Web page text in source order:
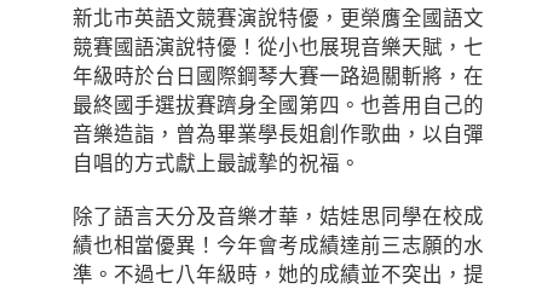
新北市英語文競賽演說特優，更榮膺全國語文
競賽國語演說特優！從小也展現音樂天賦，七
年級時於台日國際鋼琴大賽一路過關斬將，在
最終國手選拔賽躋身全國第四。也善用自己的
音樂造詣，曾為畢業學長姐創作歌曲，以自彈
自唱的方式獻上最誠摯的祝福。
除了語言天分及音樂才華，姞娃思同學在校成
績也相當優異！今年會考成績達前三志願的水
準。不過七八年級時，她的成績並不突出，提